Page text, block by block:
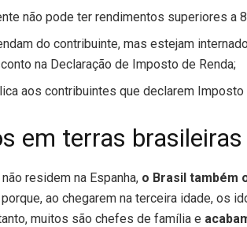
não pode ter rendimentos superiores a
do contribuinte, mas estejam
na Declaração de Imposto de Renda;
aos contribuintes que declarem
em terras brasileiras
residem na Espanha, o Brasil também
ao chegarem na terceira idade, os
muitos são chefes de família e